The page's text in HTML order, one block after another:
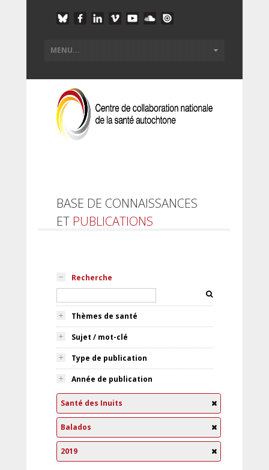
BASE DE CONNAISSANCES
ET PUBLICATIONS
Recherche
Thèmes de santé
Sujet / mot-clé
Type de publication
Année de publication
Santé des Inuits
Balados
2019